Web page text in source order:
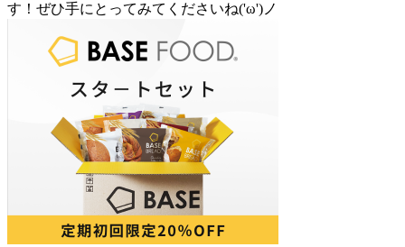
す！ぜひ手にとってみてくださいね('ω')ノ